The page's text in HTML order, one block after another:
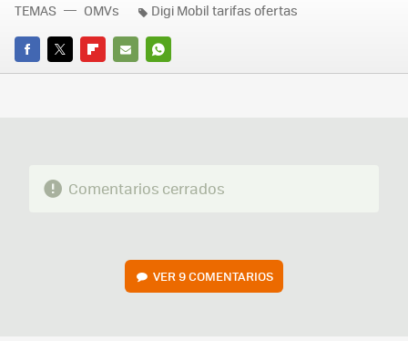
FACEBOOK
TWITTERFLIPBOARD
E-
WHATSAPP
TEMAS OMVs Digi Mobil tarifas ofertas
Comentarios cerrados
VER 9 COMENTARIOS